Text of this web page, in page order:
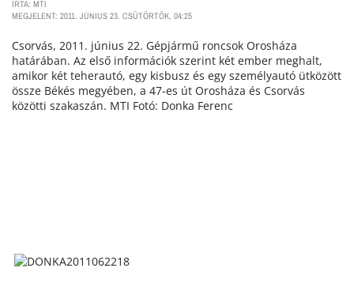
ÍRTA: MTI
MEGJELENT: 2011. JÚNIUS 23. CSÜTÖRTÖK, 04:25
Csorvás, 2011. június 22. Gépjármű roncsok Orosháza
határában. Az első információk szerint két ember meghalt,
amikor két teherautó, egy kisbusz és egy személyautó ütközött
össze Békés megyében, a 47-es út Orosháza és Csorvás
közötti szakaszán. MTI Fotó: Donka Ferenc